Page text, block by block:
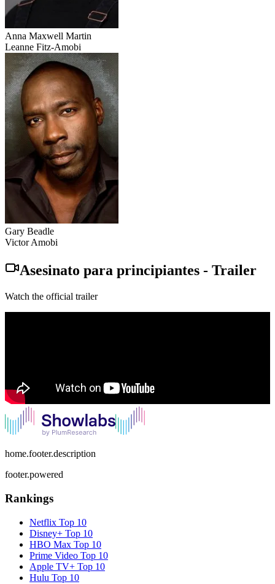
Anna Maxwell Martin
Leanne Fitz-Amobi
Gary Beadle
Victor Amobi
Asesinato para principiantes - Trailer
Watch the official trailer
home.footer.description
footer.powered
Rankings
Netflix Top 10
Disney+ Top 10
HBO Max Top 10
Prime Video Top 10
Apple TV+ Top 10
Hulu Top 10